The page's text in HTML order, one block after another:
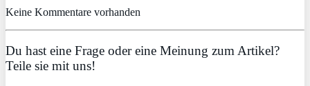
Keine Kommentare vorhanden
Du hast eine Frage oder eine Meinung zum Artikel?
Teile sie mit uns!